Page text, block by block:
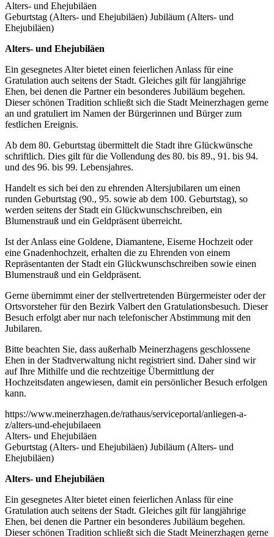
Alters- und Ehejubiläen
Geburtstag (Alters- und Ehejubiläen) Jubiläum (Alters- und
Ehejubiläen)
Alters- und Ehejubiläen
Ein gesegnetes Alter bietet einen feierlichen Anlass für eine
Gratulation auch seitens der Stadt. Gleiches gilt für langjährige
Ehen, bei denen die Partner ein besonderes Jubiläum begehen.
Dieser schönen Tradition schließt sich die Stadt Meinerzhagen gerne
an und gratuliert im Namen der Bürgerinnen und Bürger zum
festlichen Ereignis.
Ab dem 80. Geburtstag übermittelt die Stadt ihre Glückwünsche
schriftlich. Dies gilt für die Vollendung des 80. bis 89., 91. bis 94.
und des 96. bis 99. Lebensjahres.
Handelt es sich bei den zu ehrenden Altersjubilaren um einen
runden Geburtstag (90., 95. sowie ab dem 100. Geburtstag), so
werden seitens der Stadt ein Glückwunschschreiben, ein
Blumenstrauß und ein Geldpräsent überreicht.
Ist der Anlass eine Goldene, Diamantene, Eiserne Hochzeit oder
eine Gnadenhochzeit, erhalten die zu Ehrenden von einem
Repräsentanten der Stadt ein Glückwunschschreiben sowie einen
Blumenstrauß und ein Geldpräsent.
Gerne übernimmt einer der stellvertretenden Bürgermeister oder der
Ortsvorsteher für den Bezirk Valbert den Gratulationsbesuch. Dieser
Besuch erfolgt aber nur nach telefonischer Abstimmung mit den
Jubilaren.
Bitte beachten Sie, dass außerhalb Meinerzhagens geschlossene
Ehen in der Stadtverwaltung nicht registriert sind. Daher sind wir
auf Ihre Mithilfe und die rechtzeitige Übermittlung der
Hochzeitsdaten angewiesen, damit ein persönlicher Besuch erfolgen
kann.
https://www.meinerzhagen.de/rathaus/serviceportal/anliegen-a-
z/alters-und-ehejubilaeen
Alters- und Ehejubiläen
Geburtstag (Alters- und Ehejubiläen) Jubiläum (Alters- und
Ehejubiläen)
Alters- und Ehejubiläen
Ein gesegnetes Alter bietet einen feierlichen Anlass für eine
Gratulation auch seitens der Stadt. Gleiches gilt für langjährige
Ehen, bei denen die Partner ein besonderes Jubiläum begehen.
Dieser schönen Tradition schließt sich die Stadt Meinerzhagen gerne